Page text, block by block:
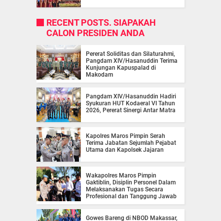
RECENT POSTS. SIAPAKAH
CALON PRESIDEN ANDA
Pererat Soliditas dan Silaturahmi,
Pangdam XIV/Hasanuddin Terima
Kunjungan Kapuspalad di
Makodam
Pangdam XIV/Hasanuddin Hadiri
Syukuran HUT Kodaeral VI Tahun
2026, Pererat Sinergi Antar Matra
Kapolres Maros Pimpin Serah
Terima Jabatan Sejumlah Pejabat
Utama dan Kapolsek Jajaran
Wakapolres Maros Pimpin
Gaktiblin, Disiplin Personel Dalam
Melaksanakan Tugas Secara
Profesional dan Tanggung Jawab
Gowes Bareng di NBOD Makassar,